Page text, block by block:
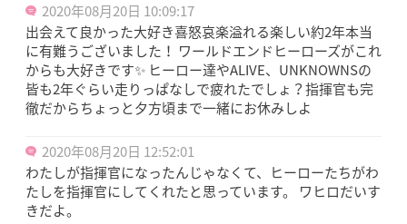
2020年08月20日 10:09:17
出会えて良かった大好き喜怒哀楽溢れる楽しい約2年本当
に有難うございました！ ワールドエンドヒーローズがこれ
からも大好きです✨ ヒーロー達やALIVE、UNKNOWNSの
皆も2年ぐらい走りっぱなしで疲れたでしょ？指揮官も完
徹だからちょっと夕方頃まで一緒にお休みしよ
2020年08月20日 12:52:01
わたしが指揮官になったんじゃなくて、ヒーローたちがわ
たしを指揮官にしてくれたと思っています。 ワヒロだいす
きだよ。